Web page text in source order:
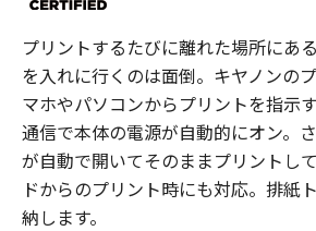
プリントするたびに離れた場所にあ
を入れに行くのは面倒。キヤノンの
マホやパソコンからプリントを指示
通信で本体の電源が自動的にオン。
が自動で開いてそのままプリントし
ドからのプリント時にも対応。排紙
納します。